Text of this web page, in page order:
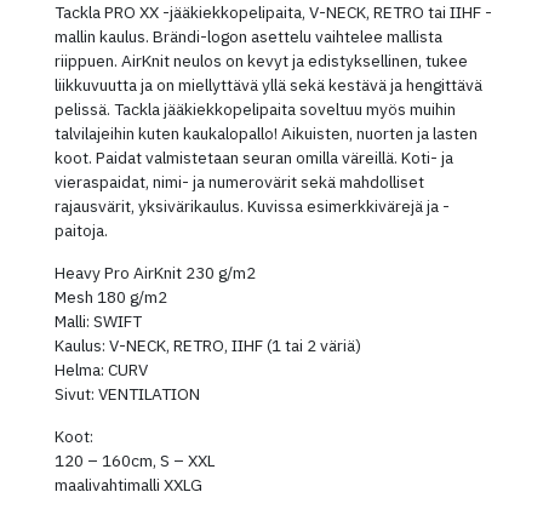
Tackla PRO XX -jääkiekkopelipaita, V-NECK, RETRO tai IIHF -
mallin kaulus. Brändi-logon asettelu vaihtelee mallista
riippuen. AirKnit neulos on kevyt ja edistyksellinen, tukee
liikkuvuutta ja on miellyttävä yllä sekä kestävä ja hengittävä
pelissä. Tackla jääkiekkopelipaita soveltuu myös muihin
talvilajeihin kuten kaukalopallo! Aikuisten, nuorten ja lasten
koot. Paidat valmistetaan seuran omilla väreillä. Koti- ja
vieraspaidat, nimi- ja numerovärit sekä mahdolliset
rajausvärit, yksivärikaulus. Kuvissa esimerkkivärejä ja -
paitoja.
Heavy Pro AirKnit 230 g/m2
Mesh 180 g/m2
Malli: SWIFT
Kaulus: V-NECK, RETRO, IIHF (1 tai 2 väriä)
Helma: CURV
Sivut: VENTILATION
Koot:
120 – 160cm, S – XXL
maalivahtimalli XXLG